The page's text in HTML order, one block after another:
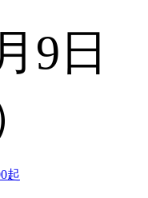
9日
起